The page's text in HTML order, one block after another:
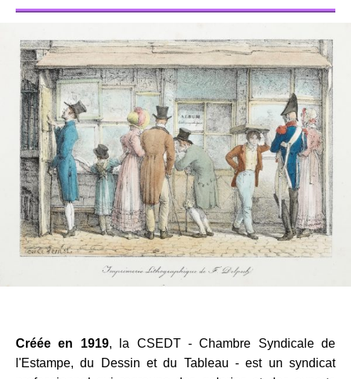
Créée en 1919, la CSEDT - Chambre Syndicale de
l'Estampe, du Dessin et du Tableau - est un syndicat